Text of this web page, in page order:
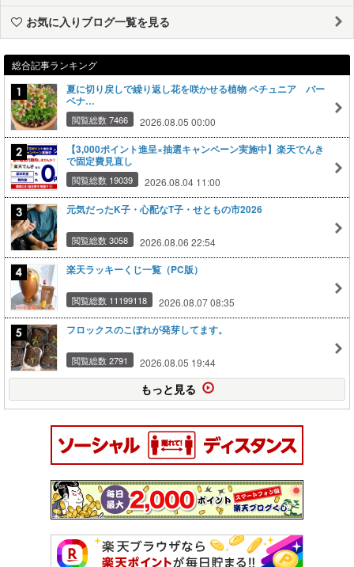
お気に入りブログ一覧を見る
総合記事ランキング
夏に切り戻しで繰り返し花を咲かせる植物 ペチュニア バー
ベナ…
閲覧総数 7466 2026.08.05 00:00
【3,000ポイント進呈×抽選キャンペーン実施中】楽天でんき
で固定費見直し
閲覧総数 19039 2026.08.04 11:00
元気だったK子・心配なT子・せともの市2026
閲覧総数 3058 2026.08.06 22:54
楽天ラッキーくじ一覧（PC版）
閲覧総数 11199118 2026.08.07 08:35
フロックスのこぼれが発芽してます。
閲覧総数 2791 2026.08.05 19:44
もっと見る